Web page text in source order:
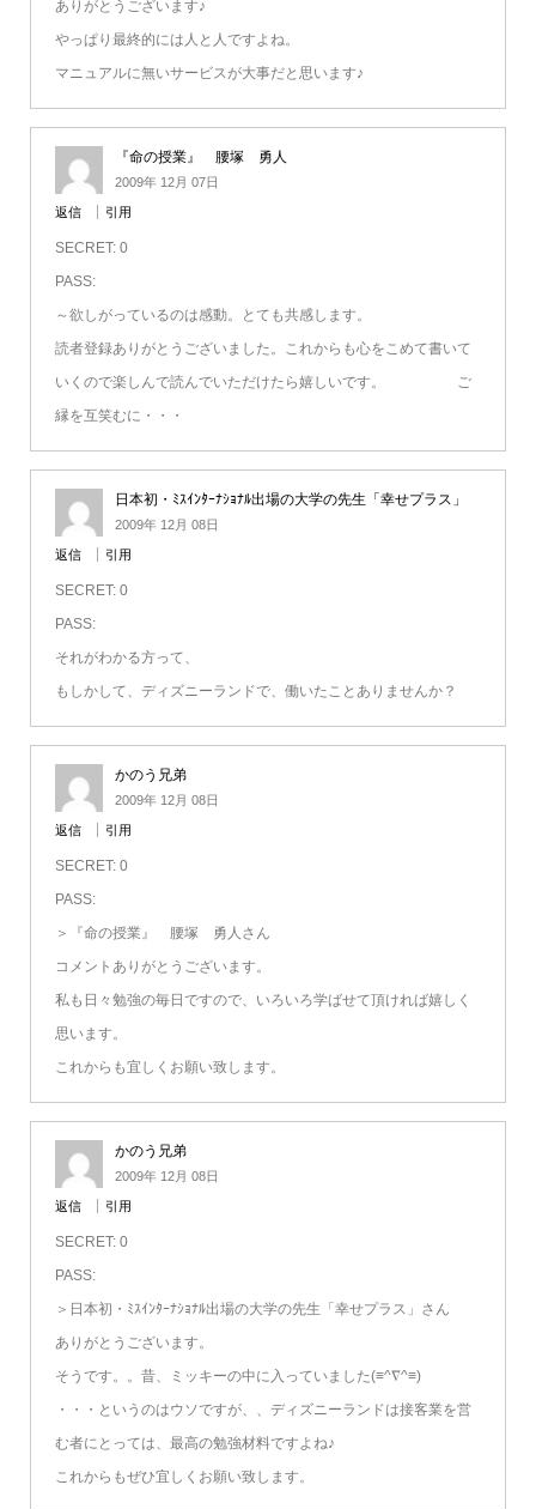
ありがとうございます♪
やっぱり最終的には人と人ですよね。
マニュアルに無いサービスが大事だと思います♪
『命の授業』 腰塚 勇人
2009年 12月 07日
返信 引用
SECRET: 0
PASS:
～欲しがっているのは感動。とても共感します。
読者登録ありがとうございました。これからも心をこめて書いて
いくので楽しんで読んでいただけたら嬉しいです。 ご
縁を互笑むに・・・
日本初・ﾐｽｲﾝﾀｰﾅｼｮﾅﾙ出場の大学の先生「幸せプラス」
2009年 12月 08日
返信 引用
SECRET: 0
PASS:
それがわかる方って、
もしかして、ディズニーランドで、働いたことありませんか？
かのう兄弟
2009年 12月 08日
返信 引用
SECRET: 0
PASS:
＞『命の授業』 腰塚 勇人さん
コメントありがとうございます。
私も日々勉強の毎日ですので、いろいろ学ばせて頂ければ嬉しく
思います。
これからも宜しくお願い致します。
かのう兄弟
2009年 12月 08日
返信 引用
SECRET: 0
PASS:
＞日本初・ﾐｽｲﾝﾀｰﾅｼｮﾅﾙ出場の大学の先生「幸せプラス」さん
ありがとうございます。
そうです。。昔、ミッキーの中に入っていました(≡^∇^≡)
・・・というのはウソですが、、ディズニーランドは接客業を営
む者にとっては、最高の勉強材料ですよね♪
これからもぜひ宜しくお願い致します。